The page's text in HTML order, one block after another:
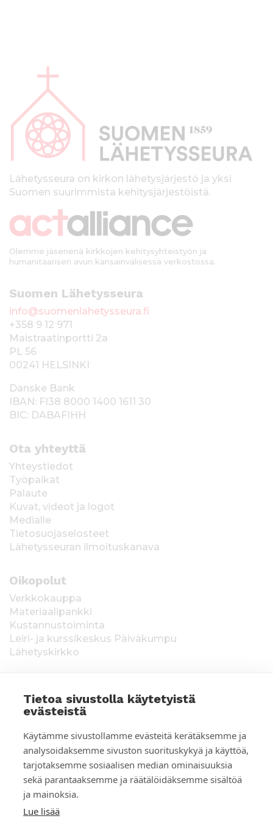
Tietoa sivustolla käytetyistä
evästeistä
Käytämme sivustollamme evästeitä kerätäksemme ja
analysoidaksemme sivuston suorituskykyä ja käyttöä,
tarjotaksemme sosiaalisen median ominaisuuksia
sekä parantaaksemme ja räätälöidäksemme sisältöä
ja mainoksia.
Lue lisää
p
kLähetysseura on kirkon lähetysjärjestö ja yksi
Suomen suurimmista kehitysjärjestöistä.
Olemme jäsenenä kirkkojen kehitysyhteistyön ja
humanitaarisen avun kansainvälisessä verkostossa.
Suomen Lähetysseura
info@suomenlahetysseura.fi
+358 9 12 971
Maistraatinportti 2a
PL 56
00241 HELSINKI
Danske Bank
IBAN: FI38 8000 1400 1611 30
BIC: DABAFIHH
Ota yhteyttä
Yhteystiedot
Työpaikat
Palaute
Kuvat, videot ja logot
Medialle
Tietosuojaselosteet
Lähetysseuran ilmoituskanava
Oikopolut
Verkkokauppa
Materiaalipankki
Kustannustoiminta
Leiri- ja kurssikeskus Päiväkumpu
Lähetyskirkko
voimassa toistaiseksi 1.1.2021 alkaen, myönnetty
1.12.2020, Poliisihallitus. Ahvenanmaa ÅLR
2025/5437, voimassa 1.1.–31.12.2026, myönnetty
28.8.2025 Ahvenanmaan maakuntahallitus. Kerätyt
varat käytetään Suomen Lähetysseuran
ulkomaantyöhön. Lahjoittajan tiedot tallennetaan
Suomen Lähetysseuran yhteystietorekisteriin. Lue